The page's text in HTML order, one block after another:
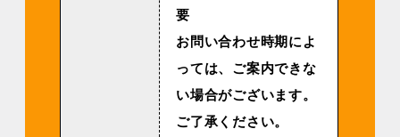
要
お問い合わせ時期によ
っては、ご案内できな
い場合がございます。
ご了承ください。